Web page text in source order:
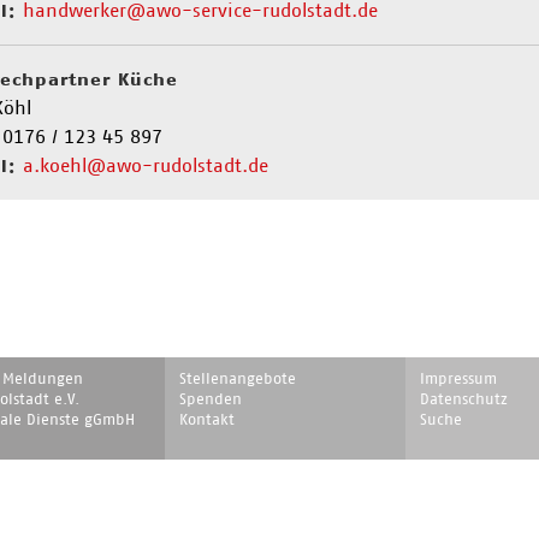
handwerker@awo-service-rudolstadt.de
Küche
/ 123 45 897
a.koehl@awo-rudolstadt.de
e.V.
Dienste gGmbH
Navigation
überspringen
Stellenangebote
Spenden
Kontakt
Navigation
überspringen
Impressum
Datenschutz
Suche